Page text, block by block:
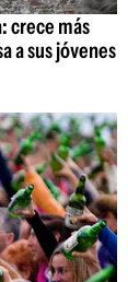
crece más
a sus jóvenes